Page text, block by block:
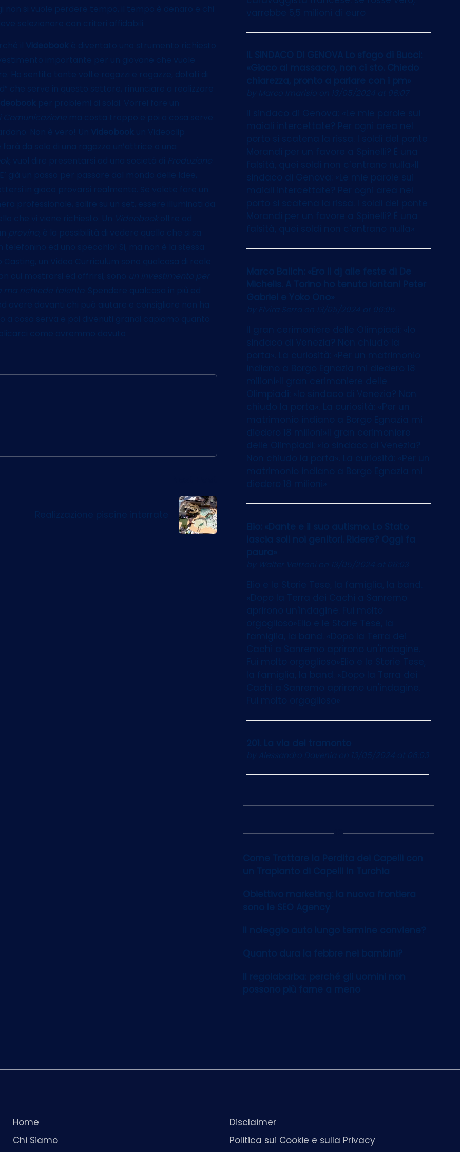
non si vuole perdere tempo, il tempo è denaro e chi
selezionare con criteri affidabili.
il
Videobook è diventato uno strumento richiesto
importante per un giovane che vuole
Ho sentito tante volte ragazzi e ragazze, dotati di
che serve in questo settore, rinunciare a realizzare
per problemi di soldi. Vorrei fare un
Comunicazione
ma costa troppo e poi a cosa serve
Non è vero! Un
Videobook un Videoclip
da solo di una ragazza un’attrice o una
, vuol dire presentarsi ad una società di
Produzione
già un passo per passare dal mondo delle Idee,
in gioco provarsi realmente. Se volete fare un
professionale, salire su un set, essere illuminati da
che vi viene richiesto. Un
Videobook
oltre ad
provino
, è la possibilità di vedere quello che si sa
ed uno specchio! Si, ma non è la stessa
Casting, un Video Curriculum sono qualcosa di reale
cui mostrarsi ed offrirsi, sono
un investimento per
richiede talento
. Spendere qualcosa in più ed
avere davanti chi può aiutare e consigliare non ha
a cosa serva e poi divenuti grandi capiamo quanto
come avremmo dovuto
Realizzazione piscine interrate
varrebbe 5,5 milioni di euro
IL SINDACO DI GENOVA Lo sfogo di Bucci:
«Gioco al massacro, non ci sto. Chiedo
chiarezza, pronto a parlare con i pm»
by Marco Imarisioon 13/05/2024 at 06:07
Il sindaco di Genova: «Le mie parole sui
maiali intercettate? Per ogni area nel
porto si scatena la rissa. I soldi del ponte
Morandi per un favore a Spinelli? È una
falsità, quei soldi non c’entrano nulla»Il
sindaco di Genova: «Le mie parole sui
maiali intercettate? Per ogni area nel
porto si scatena la rissa. I soldi del ponte
Morandi per un favore a Spinelli? È una
falsità, quei soldi non c’entrano nulla»
Marco Balich: «Ero il dj alle feste di De
Michelis. A Torino ho tenuto lontani Peter
Gabriel e Yoko Ono»
by Elvira Serra on 13/05/2024 at 06:05
Il gran cerimoniere delle Olimpiadi: «Io
sindaco di Venezia? Non chiudo la
porta». La curiosità: «Per un matrimonio
indiano a Borgo Egnazia mi diedero 18
milioni»Il gran cerimoniere delle
Olimpiadi: «Io sindaco di Venezia? Non
chiudo la porta». La curiosità: «Per un
matrimonio indiano a Borgo Egnazia mi
diedero 18 milioni»Il gran cerimoniere
delle Olimpiadi: «Io sindaco di Venezia?
Non chiudo la porta». La curiosità: «Per un
matrimonio indiano a Borgo Egnazia mi
diedero 18 milioni»
Elio: «Dante e il suo autismo. Lo Stato
lascia soli noi genitori. Ridere? Oggi fa
paura»
by Walter Veltronion 13/05/2024 at 06:03
Elio e le Storie Tese, la famiglia, la band.
«Dopo la Terra dei Cachi a Sanremo
aprirono un'indagine. Fui molto
orgoglioso»Elio e le Storie Tese, la
famiglia, la band. «Dopo la Terra dei
Cachi a Sanremo aprirono un'indagine.
Fui molto orgoglioso»Elio e le Storie Tese,
la famiglia, la band. «Dopo la Terra dei
Cachi a Sanremo aprirono un'indagine.
Fui molto orgoglioso»
201. La via del tramonto
by Alessandro Davenia on 13/05/2024 at 06:03
12
Come Trattare la Perdita dei Capelli con
un Trapianto di Capelli in Turchia
Obiettivo marketing: la nuova frontiera
sono le SEO Agency
Il noleggio auto lungo termine conviene?
Quanto dura la febbre nei bambini?
Il regolabarba: perché gli uomini non
possono più farne a meno
Home
Chi Siamo
Disclaimer
Politica sui Cookie e sulla Privacy